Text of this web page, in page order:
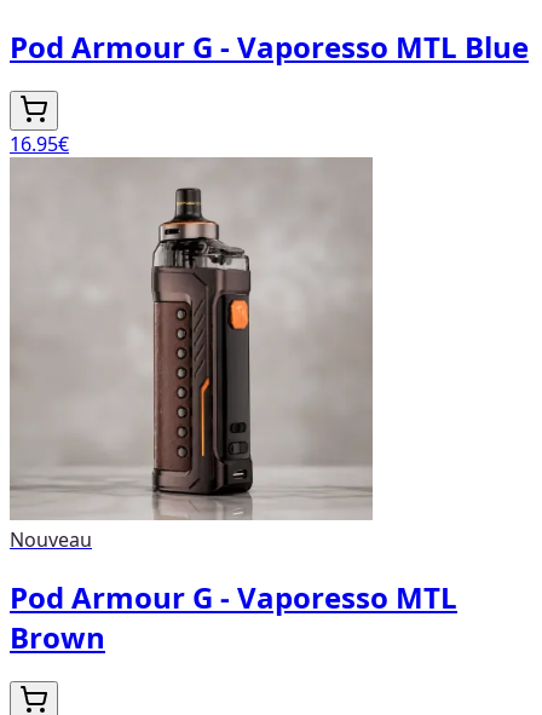
Pod Armour G - Vaporesso MTL Blue
16.95€
Nouveau
Pod Armour G - Vaporesso MTL
Brown